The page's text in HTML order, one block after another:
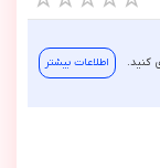
کنید.
اطلاعات بیشتر